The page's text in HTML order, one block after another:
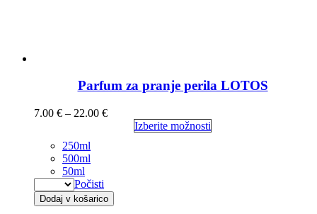
Parfum za pranje perila LOTOS
7.00 € – 22.00 €
Izberite možnosti
250ml
500ml
50ml
Počisti
Dodaj v košarico